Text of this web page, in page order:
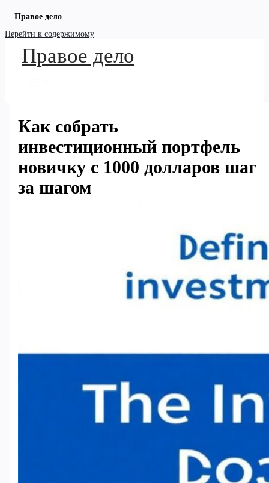
Правое дело
Перейти к содержимому
Правое дело
Как собрать
инвестиционный портфель
новичку с 1000 долларов шаг
за шагом